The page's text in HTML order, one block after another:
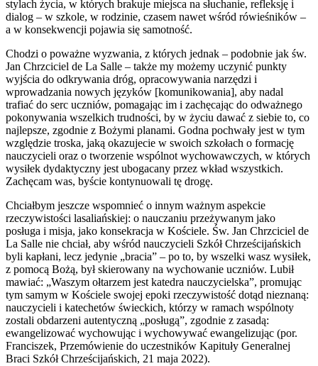
stylach życia, w których brakuje miejsca na słuchanie, refleksję i
dialog – w szkole, w rodzinie, czasem nawet wśród rówieśników –
a w konsekwencji pojawia się samotność.
Chodzi o poważne wyzwania, z których jednak – podobnie jak św.
Jan Chrzciciel de La Salle – także my możemy uczynić punkty
wyjścia do odkrywania dróg, opracowywania narzędzi i
wprowadzania nowych języków [komunikowania], aby nadal
trafiać do serc uczniów, pomagając im i zachęcając do odważnego
pokonywania wszelkich trudności, by w życiu dawać z siebie to, co
najlepsze, zgodnie z Bożymi planami. Godna pochwały jest w tym
względzie troska, jaką okazujecie w swoich szkołach o formację
nauczycieli oraz o tworzenie wspólnot wychowawczych, w których
wysiłek dydaktyczny jest ubogacany przez wkład wszystkich.
Zachęcam was, byście kontynuowali tę drogę.
Chciałbym jeszcze wspomnieć o innym ważnym aspekcie
rzeczywistości lasaliańskiej: o nauczaniu przeżywanym jako
posługa i misja, jako konsekracja w Kościele. Św. Jan Chrzciciel de
La Salle nie chciał, aby wśród nauczycieli Szkół Chrześcijańskich
byli kapłani, lecz jedynie „bracia” – po to, by wszelki wasz wysiłek,
z pomocą Bożą, był skierowany na wychowanie uczniów. Lubił
mawiać: „Waszym ołtarzem jest katedra nauczycielska”, promując
tym samym w Kościele swojej epoki rzeczywistość dotąd nieznaną:
nauczycieli i katechetów świeckich, którzy w ramach wspólnoty
zostali obdarzeni autentyczną „posługą”, zgodnie z zasadą:
ewangelizować wychowując i wychowywać ewangelizując (por.
Franciszek, Przemówienie do uczestników Kapituły Generalnej
Braci Szkół Chrześcijańskich, 21 maja 2022).